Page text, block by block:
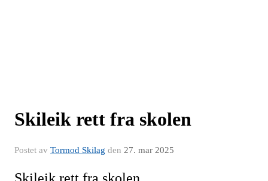
Skileik rett fra skolen
Postet av Tormod Skilag den 27. mar 2025
Skileik rett fra skolen